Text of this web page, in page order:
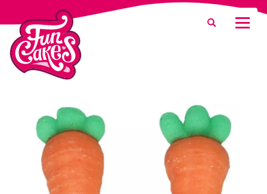
Que recherchez-vous ?
Recherche